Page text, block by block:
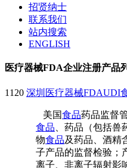
招贤纳士
联系我们
站内搜索
ENGLISH
医疗器械FDA企业注册产品
1120 深圳医疗器械FDAUDI
美国食品药品监督
食品 、药品（包括兽
物食品及药品、酒精
子产品的监督检验；
离子、非离子辐射影